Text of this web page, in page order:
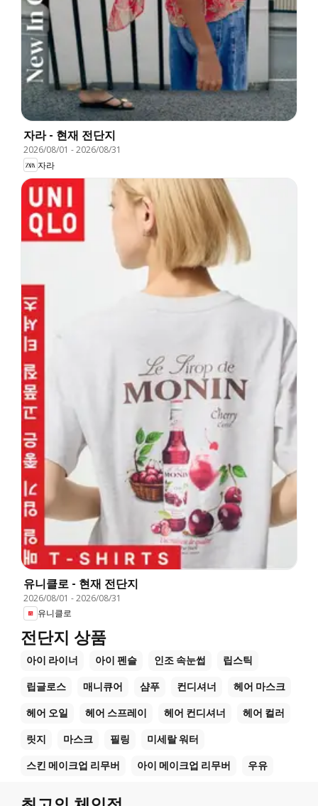
자라 - 현재 전단지
2026/08/01 -2026/08/31
자라
유니클로 - 현재 전단지
2026/08/01 -2026/08/31
유니클로
전단지 상품
아이 라이너 아이 펜슬 인조 속눈썹 립스틱
립글로스 매니큐어 샴푸 컨디셔너 헤어 마스크
헤어 오일 헤어 스프레이 헤어 컨디셔너 헤어 컬러
릿지 마스크 필링 미세랄 워터
스킨 메이크업 리무버 아이 메이크업 리무버 우유